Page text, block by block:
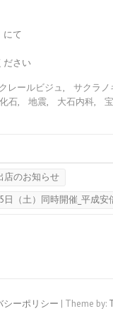
にて
ださい
クレールビジュ, サクラノ
化石, 地震, 大石内科,
店のお知らせ
日（土）同時開催_平成
シーポリシー | Theme by: